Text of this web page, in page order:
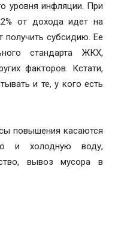
уровня инфляции. При
от дохода идет на
получить субсидию. Ее
стандарта ЖКХ,
факторов. Кстати,
и те, у кого есть
повышения касаются
и холодную воду,
вывоз мусора в